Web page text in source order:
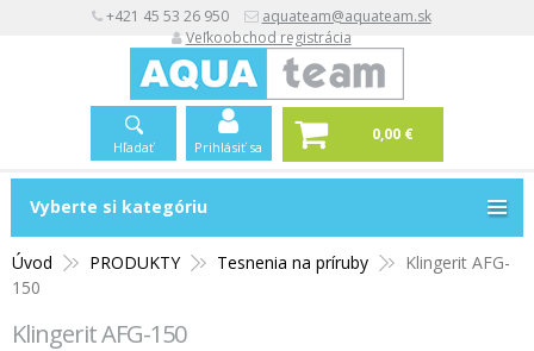
+421 45 53 26 950
aquateam@aquateam.sk
Veľkoobchod registrácia
Hľadať Prihlásiť sa
0,00 €
Vyberte si kategóriu
Úvod PRODUKTY Tesnenia na príruby
Klingerit AFG-
150
Klingerit AFG-150
Vyberte si kategóriu